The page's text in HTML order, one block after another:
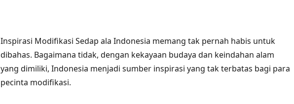
Inspirasi Modifikasi Sedap ala Indonesia memang tak pernah habis untuk
dibahas. Bagaimana tidak, dengan kekayaan budaya dan keindahan alam
yang dimiliki, Indonesia menjadi sumber inspirasi yang tak terbatas bagi para
pecinta modifikasi.